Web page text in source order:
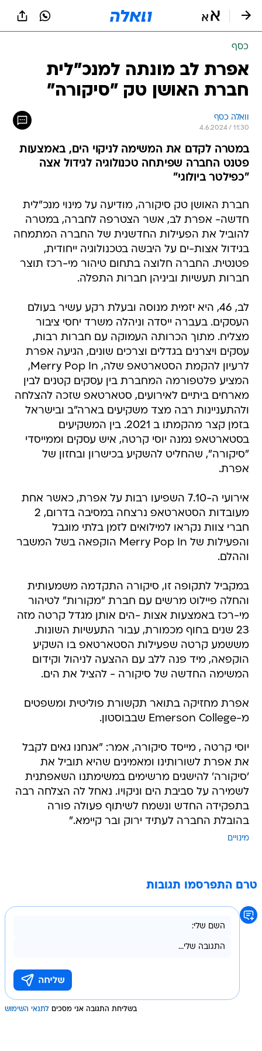
כסף
אפרת לב מונתה למנכ"לית
חברת האושן טק "סיקורה"
וואלה כסף
4.6.2024 / 11:30
במטרה לקדם את המשימה לניקוי הים, באמצעות
פטנט החברה שפיתחה טכנולוגיה לגידול אצה
"כפילטר ביולוגי"
חברת האושן טק סיקורה, מודיעה על מינוי מנכ"לית
חדשה- אפרת לב, אשר הצטרפה לחברה, במטרה
להוביל את הפעילות החדשנית של החברה המתמחה
בגידול אצות-ים על היבשה בטכנולוגיה ייחודית,
פטנטית. החברה חלוצה בתחום טיהור מי-רכז תוצר
חברות תעשיות וביניהן חברות התפלה.
לב, 46, היא יזמית מנוסה ובעלת רקע עשיר בעולם
העסקים. בעברה ייסדה וניהלה משרד יחסי ציבור
מצליח. מתוך הכרותה העמוקה עם חברות רבות,
עסקים ויצרנים בגדלים וצרכים שונים, הגיעה אפרת
לרעיון להקמת הסטארטאפ שלה, Merry Pop In,
המציע פלטפורמה המחברת בין עסקים קטנים לבין
מארחים ביתיים לאירועים, סטארטאפ שזכה להצלחה
ולהתעניינות רבה מצד משקיעים בארה"ב ובישראל
בזמן קצר מהקמתו ב 2021. בין המשקיעים
בסטארטאפ נמנה יוסי קרטה, איש עסקים וממייסדי
"סיקורה", שהחליט להשקיע בכישרון ובחזון של
אפרת.
אירועי ה-7.10 השפיעו רבות על אפרת, כאשר אחת
מעובדות הסטארטאפ נרצחה במסיבה בדרום, 2
חברי צוות נקראו למילואים לזמן בלתי מוגבל
והפעילות של Merry Pop In הוקפאה בשל המשבר
וההלם.
במקביל לתקופה זו, סיקורה התקדמה משמעותית
והחלה פיילוט מרשים עם חברת "מקורות" לטיהור
מי-רכז באמצעות אצות -הים אותן מגדל קרטה מזה
23 שנים בחוף מכמורת, עבור התעשיות השונות.
מששמע קרטה שפעילות הסטארטאפ בו השקיע
הוקפאה, מיד פנה ללב עם ההצעה לניהול וקידום
המשימה החדשה של סיקורה - להציל את הים.
אפרת מחזיקה בתואר תקשורת פוליטית ומשפטים
מ-Emerson College שבבוסטון.
יוסי קרטה , מייסד סיקורה, אמר: "אנחנו גאים לקבל
את אפרת לשורותינו ומאמינים שהיא תוביל את
'סיקורה' להישגים מרשימים במשימתנו השאפתנית
לשמירה על סביבת הים וניקויו. נאחל לה הצלחה רבה
בתפקידה החדש ונשמח לשיתוף פעולה פורה
בהובלת החברה לעתיד ירוק ובר קיימא."
מינויים
טרם התפרסמו תגובות
בשליחת התגובה אני מסכים לתנאי השימוש